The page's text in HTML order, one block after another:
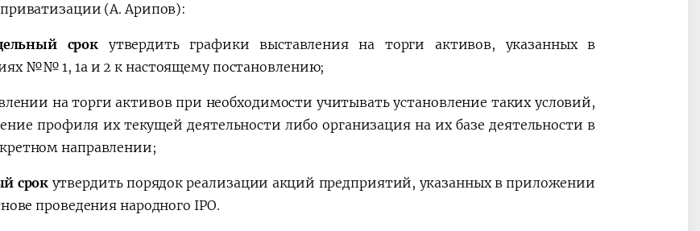
приватизации (А. Арипов):
срок утвердить графики выставления на торги активов, указанных в
№№ 1, 1а и 2 к настоящему постановлению;
на торги активов при необходимости учитывать установление таких условий,
профиля их текущей деятельности либо организация на их базе деятельности в
направлении;
срок утвердить порядок реализации акций предприятий, указанных в приложении
проведения народного IPO.